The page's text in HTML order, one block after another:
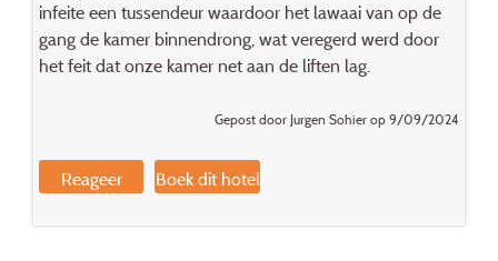
infeite een tussendeur waardoor het lawaai van op de
gang de kamer binnendrong, wat veregerd werd door
het feit dat onze kamer net aan de liften lag.
Gepost door Jurgen Sohier op 9/09/2024
Reageer Boek dit hotel